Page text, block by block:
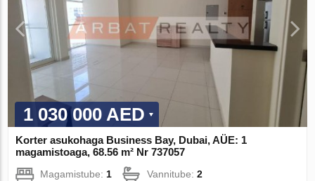
1 030 000 AED
Korter asukohaga Business Bay, Dubai, AÜE: 1
magamistoaga, 68.56 m² Nr 737057
Magamistube:1 Vannitube:2